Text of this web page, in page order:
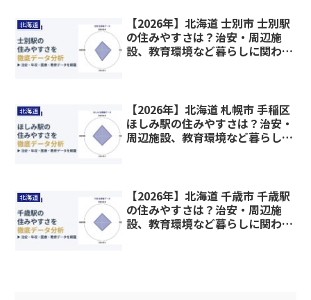
北海道
【2026年】北海道 士別市 士別駅
の住みやすさは？治安・周辺施
設、教育環境など暮らしに関わる
北海道
【2026年】北海道 札幌市 手稲区
ほしみ駅の住みやすさは？治安・
周辺施設、教育環境など暮らしに
北海道
【2026年】北海道 千歳市 千歳駅
の住みやすさは？治安・周辺施
設、教育環境など暮らしに関わる